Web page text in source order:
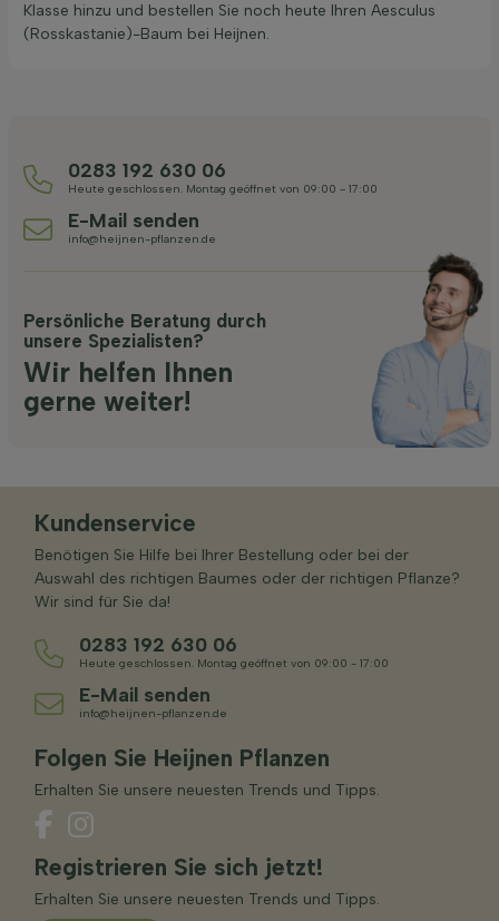
Klasse hinzu und bestellen Sie noch heute Ihren Aesculus
(Rosskastanie)-Baum bei Heijnen.
0283 192 630 06
Heute geschlossen. Montag geöffnet von 09:00 - 17:00
E-Mail senden
info@heijnen-pflanzen.de
Persönliche Beratung durch
unsere Spezialisten?
Wir helfen Ihnen
gerne weiter!
Kundenservice
Benötigen Sie Hilfe bei Ihrer Bestellung oder bei der
Auswahl des richtigen Baumes oder der richtigen Pflanze?
Wir sind für Sie da!
0283 192 630 06
Heute geschlossen. Montag geöffnet von 09:00 - 17:00
E-Mail senden
info@heijnen-pflanzen.de
Folgen Sie Heijnen Pflanzen
Erhalten Sie unsere neuesten Trends und Tipps.
Registrieren Sie sich jetzt!
Erhalten Sie unsere neuesten Trends und Tipps.